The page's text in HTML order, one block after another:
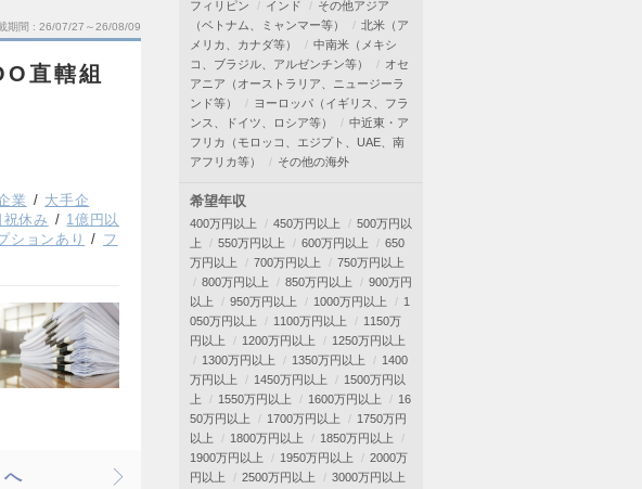
期間 26/07/27～26/08/09
直轄組
業
大手企
祝休み
1億円以
ションあり
フ
フィリピン
インド
その他アジア
（ベトナム、ミャンマー等）
北米（ア
メリカ、カナダ等）
中南米（メキシ
コ、ブラジル、アルゼンチン等）
オセ
アニア（オーストラリア、ニュージーラ
ンド等）
ヨーロッパ（イギリス、フラ
ンス、ドイツ、ロシア等）
中近東・ア
フリカ（モロッコ、エジプト、UAE、南
アフリカ等）
その他の海外
希望年収
400万円以上 450万円以上
500万円以
上
550万円以上 600万円以上
650
万円以上
700万円以上
750万円以上
800万円以上
850万円以上
900万円
以上
950万円以上 1000万円以上
1
050万円以上
1100万円以上
1150万
円以上
1200万円以上
1250万円以上
1300万円以上
1350万円以上
1400
万円以上
1450万円以上
1500万円以
上
1550万円以上 1600万円以上
16
50万円以上
1700万円以上
1750万円
以上
1800万円以上
1850万円以上
1900万円以上
1950万円以上
2000万
円以上
2500万円以上
3000万円以上